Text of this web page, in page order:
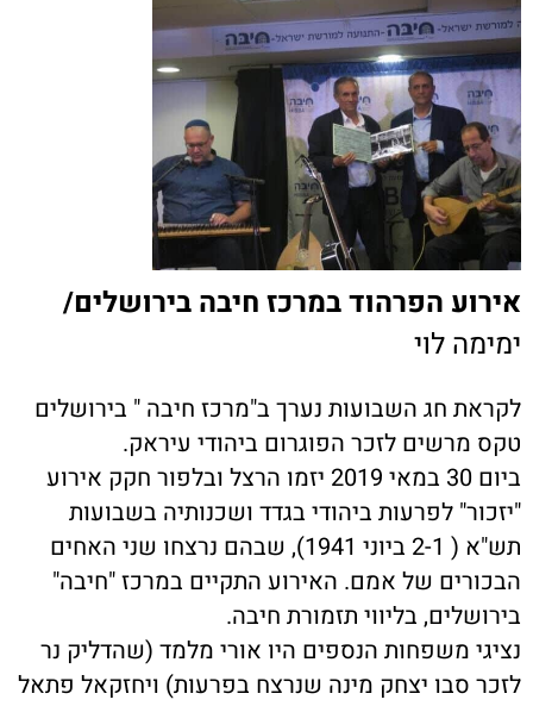
אירוע הפרהוד במרכז חיבה בירושלים/
ימימה לוי
לקראת חג השבועות נערך ב"מרכז חיבה " בירושלים
טקס מרשים לזכר הפוגרום ביהודי עיראק.
ביום 30 במאי 2019 יזמו הרצל ובלפור חקק אירוע
"יזכור" לפרעות ביהודי בגדד ושכנותיה בשבועות
תש"א ( 2-1 ביוני 1941), שבהם נרצחו שני האחים
הבכורים של אמם. האירוע התקיים במרכז "חיבה"
בירושלים, בליווי תזמורת חיבה.
נציגי משפחות הנספים היו אורי מלמד (שהדליק נר
לזכר סבו יצחק מינה שנרצח בפרעות) ויחזקאל פתאל